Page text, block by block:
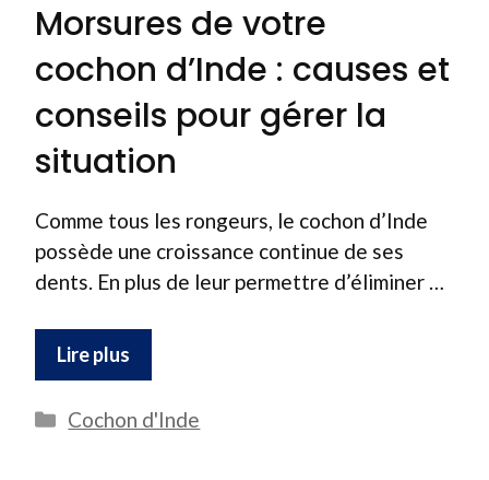
Morsures de votre
cochon d’Inde : causes et
conseils pour gérer la
situation
Comme tous les rongeurs, le cochon d’Inde
possède une croissance continue de ses
dents. En plus de leur permettre d’éliminer …
Lire plus
Catégories
Cochon d'Inde